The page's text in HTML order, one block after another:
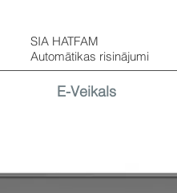
SIA HATFAM
Automātikas risinājumi
E-Veikals